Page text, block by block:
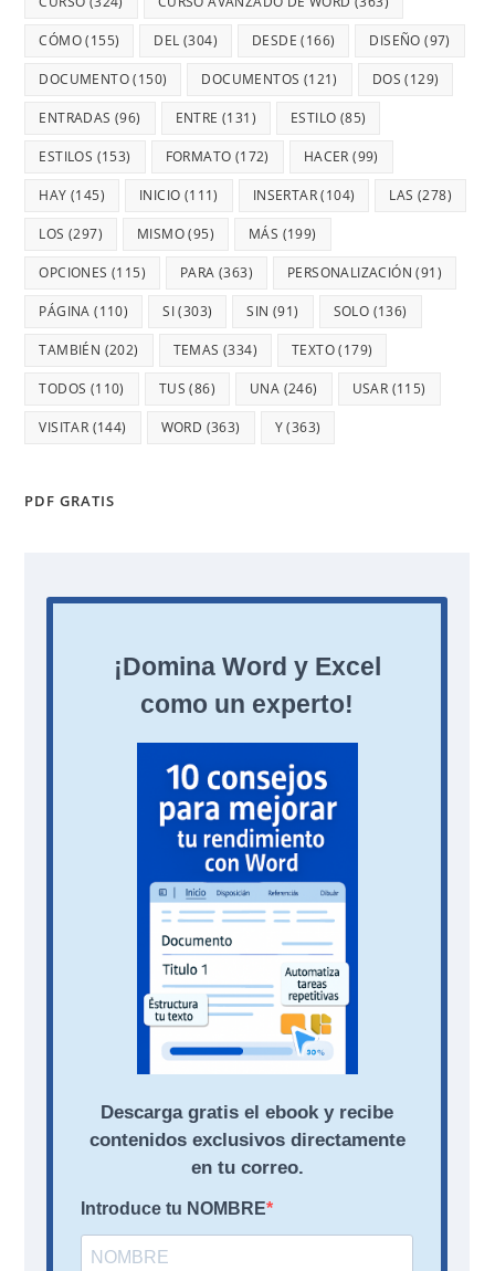
CÓMO(155) DEL (304) DESDE (166) DISEÑO (97)
DOCUMENTO(150) DOCUMENTOS (121) DOS (129)
ENTRADAS (96) ENTRE (131) ESTILO (85)
ESTILOS (153) FORMATO (172) HACER (99)
HAY (145) INICIO (111) INSERTAR(104) LAS (278)
LOS (297) MISMO(95) MÁS (199)
OPCIONES (115) PARA (363) PERSONALIZACIÓN (91)
PÁGINA (110) SI(303) SIN (91) SOLO (136)
TAMBIÉN (202) TEMAS (334) TEXTO(179)
TODOS (110) TUS (86) UNA (246) USAR (115)
VISITAR (144) WORD (363) Y(363)
PDF GRATIS